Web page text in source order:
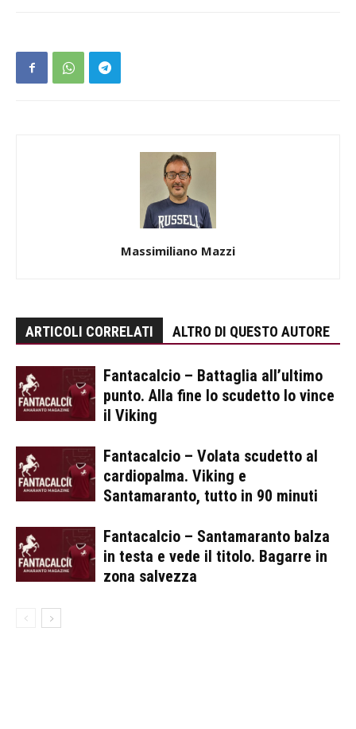
Massimiliano Mazzi
ARTICOLI CORRELATI ALTRO DI QUESTO AUTORE
Fantacalcio – Battaglia all’ultimo
punto. Alla fine lo scudetto lo vince
il Viking
Fantacalcio – Volata scudetto al
cardiopalma. Viking e
Santamaranto, tutto in 90 minuti
Fantacalcio – Santamaranto balza
in testa e vede il titolo. Bagarre in
zona salvezza